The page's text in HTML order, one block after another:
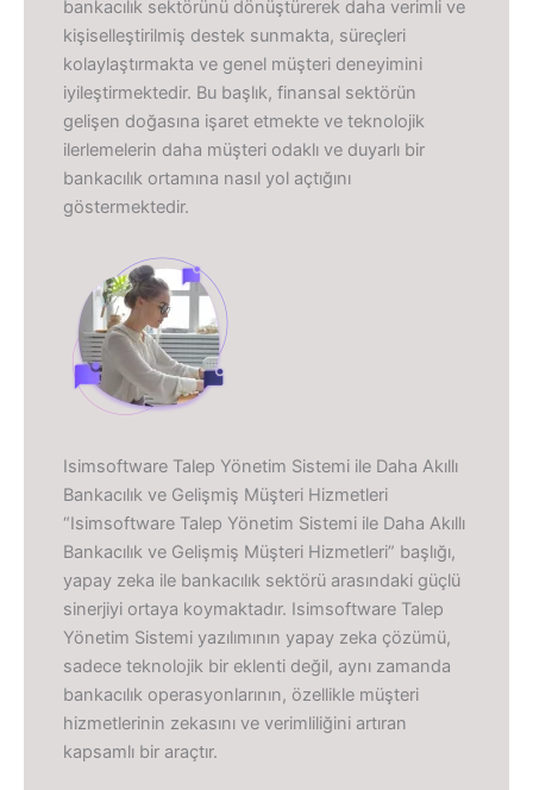
bankacılık sektörünü dönüştürerek daha verimli ve
kişiselleştirilmiş destek sunmakta, süreçleri
kolaylaştırmakta ve genel müşteri deneyimini
iyileştirmektedir. Bu başlık, finansal sektörün
gelişen doğasına işaret etmekte ve teknolojik
ilerlemelerin daha müşteri odaklı ve duyarlı bir
bankacılık ortamına nasıl yol açtığını
göstermektedir.
Isimsoftware Talep Yönetim Sistemi ile Daha Akıllı
Bankacılık ve Gelişmiş Müşteri Hizmetleri
“Isimsoftware Talep Yönetim Sistemi ile Daha Akıllı
Bankacılık ve Gelişmiş Müşteri Hizmetleri” başlığı,
yapay zeka ile bankacılık sektörü arasındaki güçlü
sinerjiyi ortaya koymaktadır. Isimsoftware Talep
Yönetim Sistemi yazılımının yapay zeka çözümü,
sadece teknolojik bir eklenti değil, aynı zamanda
bankacılık operasyonlarının, özellikle müşteri
hizmetlerinin zekasını ve verimliliğini artıran
kapsamlı bir araçtır.